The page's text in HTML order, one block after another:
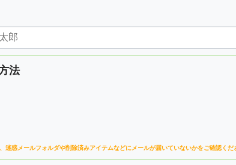
法
迷惑メールフォルダや削除済みアイテムなどに メールが届いていないかをご確認くだ